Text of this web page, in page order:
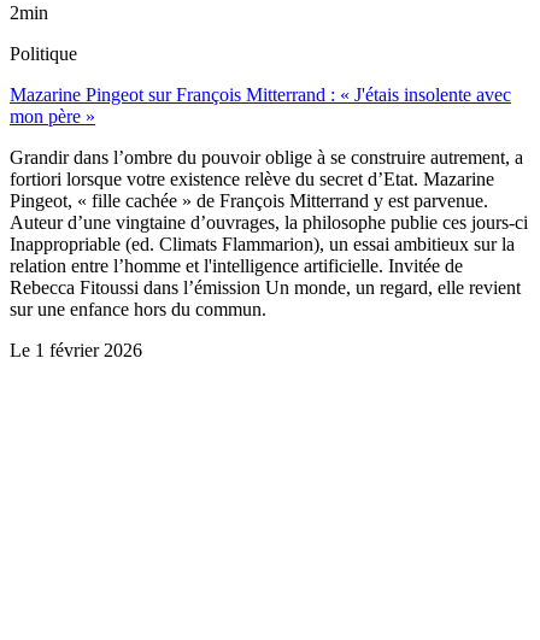
2min
Politique
Mazarine Pingeot sur François Mitterrand : « J'étais insolente avec
mon père »
Grandir dans l’ombre du pouvoir oblige à se construire autrement, a
fortiori lorsque votre existence relève du secret d’Etat. Mazarine
Pingeot, « fille cachée » de François Mitterrand y est parvenue.
Auteur d’une vingtaine d’ouvrages, la philosophe publie ces jours-ci
Inappropriable (ed. Climats Flammarion), un essai ambitieux sur la
relation entre l’homme et l'intelligence artificielle. Invitée de
Rebecca Fitoussi dans l’émission Un monde, un regard, elle revient
sur une enfance hors du commun.
Le 1 février 2026